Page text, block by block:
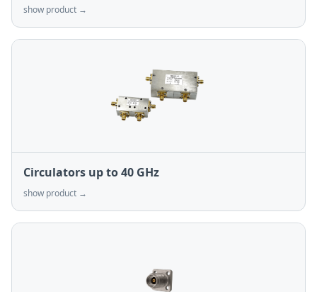
show product →
Circulators up to 40 GHz
show product →